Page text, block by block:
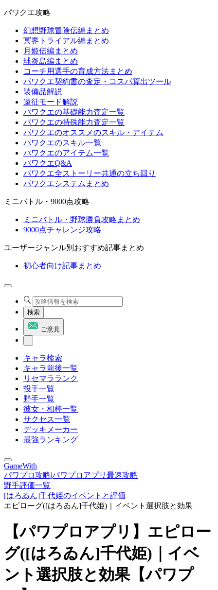
パワクエ攻略
幻想野球冒険伝編まとめ
冥界トライアル編まとめ
月姫伝編まとめ
球炎島編まとめ
コーチ用選手の育成方法まとめ
パワクエ契約書の査定・コスパ算出ツール
装備品解説
遠征モード解説
パワクエの基礎能力査定一覧
パワクエの特殊能力査定一覧
パワクエのオススメのスキル・アイテム
パワクエのスキル一覧
パワクエのアイテム一覧
パワクエQ&A
パワクエ全ストーリー共通の立ち回り
パワクエシステムまとめ
ミニバトル・9000点攻略
ミニバトル・野球勝負攻略まとめ
9000点チャレンジ攻略
ユーザージャンル別おすすめ記事まとめ
初心者向け記事まとめ
検索
ご意見
キャラ検索
キャラ前後一覧
リセマラランク
投手一覧
野手一覧
彼女・相棒一覧
サクセス一覧
デッキメーカー
最強ランキング
GameWith
パワプロ攻略|パワプロアプリ最速攻略
野手評価一覧
[はろゐん]千代姫のイベントと評価
エピローグ([はろゐん]千代姫)｜イベント選択肢と効果
【パワプロアプリ】エピロー
グ([はろゐん]千代姫)｜イベ
ント選択肢と効果【パワプ